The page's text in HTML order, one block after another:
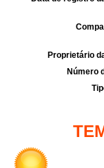
Proprietário
Número